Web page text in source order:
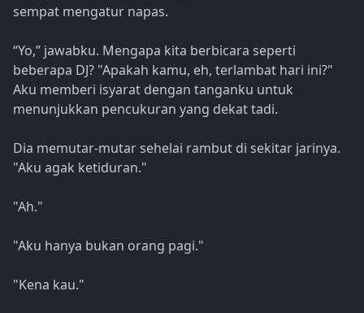
sempat mengatur napas.
“Yo,” jawabku. Mengapa kita berbicara seperti
beberapa DJ? "Apakah kamu, eh, terlambat hari ini?"
Aku memberi isyarat dengan tanganku untuk
menunjukkan pencukuran yang dekat tadi.
Dia memutar-mutar sehelai rambut di sekitar jarinya.
"Aku agak ketiduran."
"Ah."
"Aku hanya bukan orang pagi."
"Kena kau."